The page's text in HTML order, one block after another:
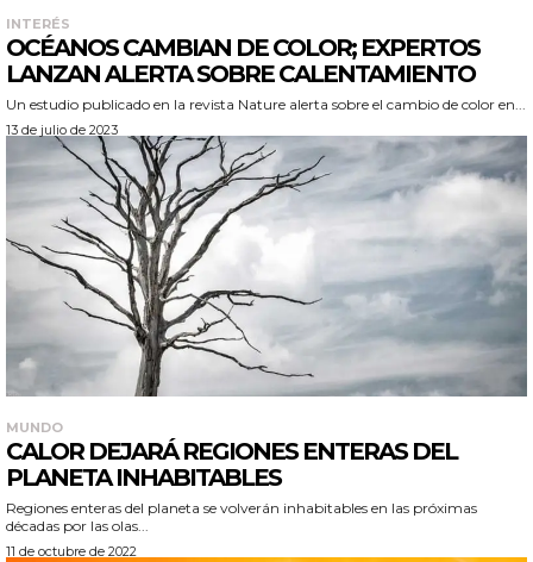
INTERÉS
OCÉANOS CAMBIAN DE COLOR; EXPERTOS
LANZAN ALERTA SOBRE CALENTAMIENTO
Un estudio publicado en la revista Nature alerta sobre el cambio de color en...
13 de julio de 2023
MUNDO
CALOR DEJARÁ REGIONES ENTERAS DEL
PLANETA INHABITABLES
Regiones enteras del planeta se volverán inhabitables en las próximas
décadas por las olas...
11 de octubre de 2022